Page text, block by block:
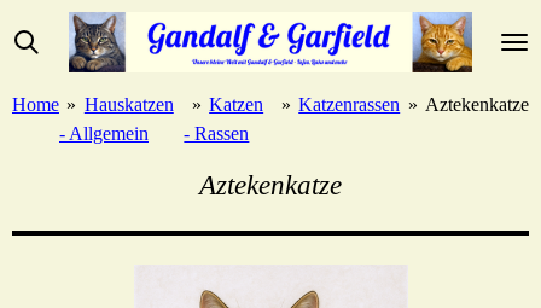
Hauptinhalt
Home » Hauskatzen
- Allgemein
» Katzen
- Rassen
» Katzenrassen » Aztekenkatze
Aztekenkatze